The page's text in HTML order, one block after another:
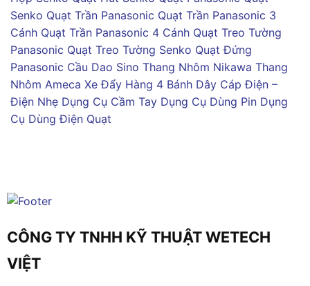
Senko Quạt Trần Panasonic Quạt Trần Panasonic 3
Cánh Quạt Trần Panasonic 4 Cánh Quạt Treo Tường
Panasonic Quạt Treo Tường Senko Quạt Đứng
Panasonic Cầu Dao Sino Thang Nhôm Nikawa Thang
Nhôm Ameca Xe Đẩy Hàng 4 Bánh Dây Cáp Điện –
Điện Nhẹ Dụng Cụ Cầm Tay Dụng Cụ Dùng Pin Dụng
Cụ Dùng Điện Quạt
CÔNG TY TNHH KỸ THUẬT WETECH
VIỆT